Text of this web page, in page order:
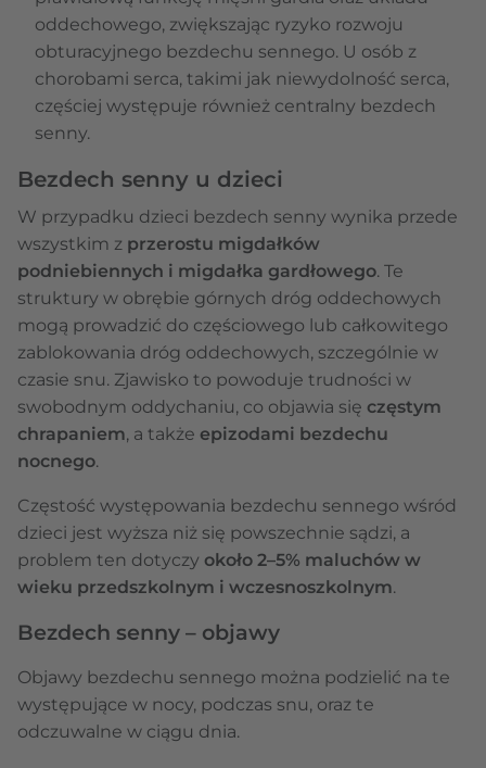
oddechowego, zwiększając ryzyko rozwoju
obturacyjnego bezdechu sennego. U osób z
chorobami serca, takimi jak niewydolność serca,
częściej występuje również centralny bezdech
senny.
Bezdech senny u dzieci
W przypadku dzieci bezdech senny wynika przede
wszystkim z przerostu migdałków
podniebiennych i migdałka gardłowego. Te
struktury w obrębie górnych dróg oddechowych
mogą prowadzić do częściowego lub całkowitego
zablokowania dróg oddechowych, szczególnie w
czasie snu. Zjawisko to powoduje trudności w
swobodnym oddychaniu, co objawia się częstym
chrapaniem, a także epizodami bezdechu
nocnego.
Częstość występowania bezdechu sennego wśród
dzieci jest wyższa niż się powszechnie sądzi, a
problem ten dotyczy około 2–5% maluchów w
wieku przedszkolnym i wczesnoszkolnym.
Bezdech senny – objawy
Objawy bezdechu sennego można podzielić na te
występujące w nocy, podczas snu, oraz te
odczuwalne w ciągu dnia.